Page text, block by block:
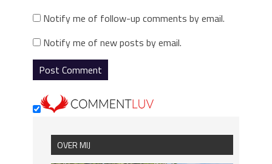
Notify me of follow-up comments by email.
Notify me of new posts by email.
OVER MIJ